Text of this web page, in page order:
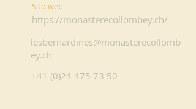
Sito web
https://monasterecollombey.ch/
lesbernardines@monasterecollomb
ey.ch
+41 (0)24 475 73 50